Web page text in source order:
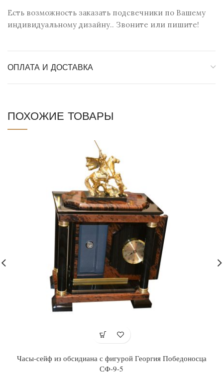
Есть возможность заказать подсвечники по Вашему
индивидуальному дизайну.. Звоните или пишите!
ОПЛАТА И ДОСТАВКА
ПОХОЖИЕ ТОВАРЫ
Часы-сейф из обсидиана с фигурой Георгия Победоносца
СФ-9-5